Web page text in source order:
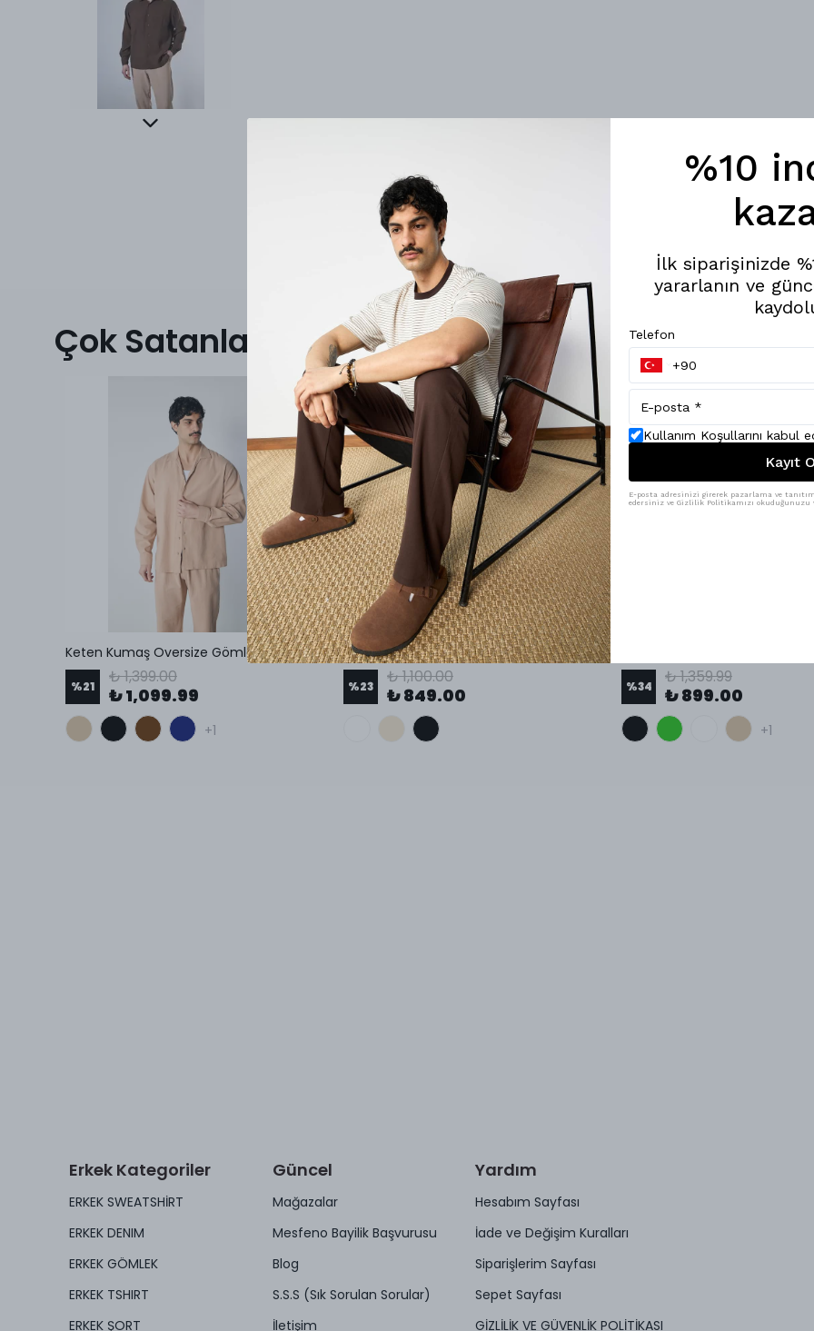
Çok Satanlar
Keten Kumaş Oversize Gömlek
%21 ₺ 1,399.00
₺ 1,099.99
+1
Erkek Oversize Gömlek, Yumuşak Tuşe Kumaş, Küba Yaka, Kısa Kollu Gömlek
%23 ₺ 1,100.00
₺ 849.00 %34 ₺ 1,359.99
₺ 899.00
+1
Erkek Kategoriler
ERKEK SWEATSHİRT
ERKEK DENIM
ERKEK GÖMLEK
ERKEK TSHIRT
ERKEK ŞORT
Güncel
Mağazalar
Mesfeno Bayilik Başvurusu
Blog
S.S.S (Sık Sorulan Sorular)
İletişim
Yardım
Hesabım Sayfası
İade ve Değişim Kuralları
Siparişlerim Sayfası
Sepet Sayfası
GİZLİLİK VE GÜVENLİK POLİTİKASI
%10
İlk siparişinizde
yararlanın ve
Telefon
Kullanım Koşullarını kabul
Kayıt
E-posta adresinizi girerek pazarlama ve
edersiniz ve Gizlilik Politikamızı okuduğunuzu